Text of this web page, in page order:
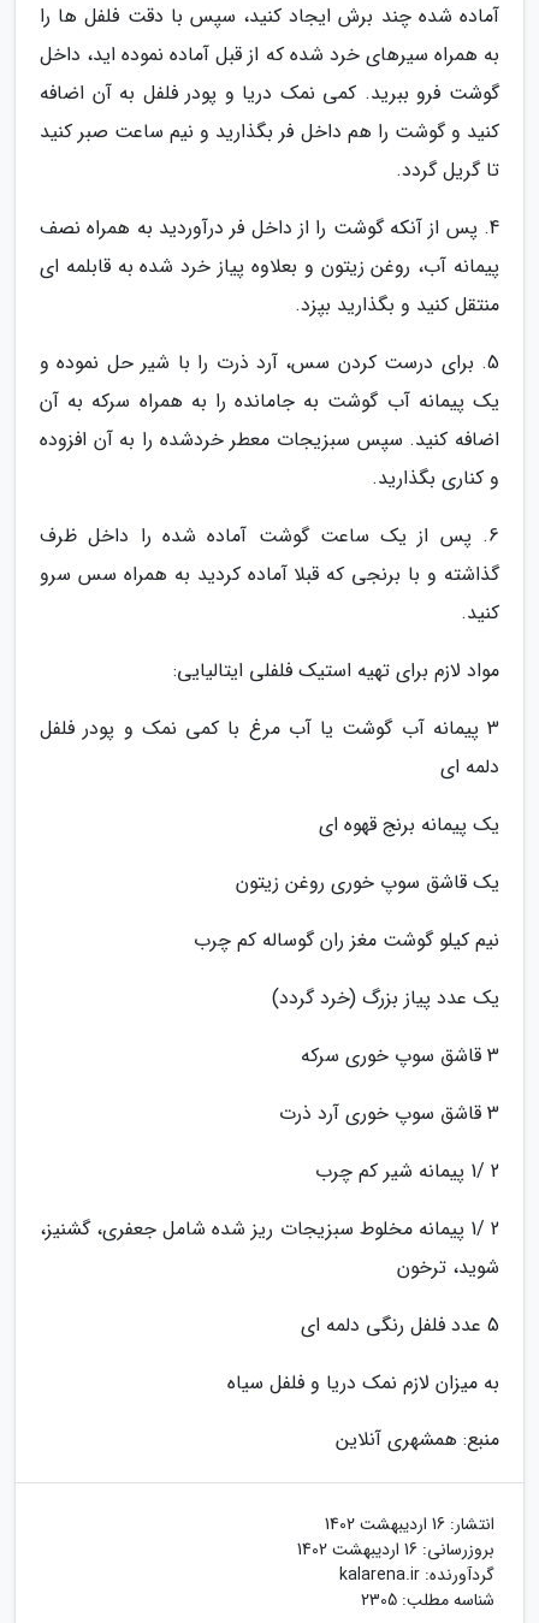
آماده شده چند برش ایجاد کنید، سپس با دقت فلفل ها را
به همراه سیرهای خرد شده که از قبل آماده نموده اید، داخل
گوشت فرو ببرید. کمی نمک دریا و پودر فلفل به آن اضافه
کنید و گوشت را هم داخل فر بگذارید و نیم ساعت صبر کنید
تا گریل گردد.
4. پس از آنکه گوشت را از داخل فر درآوردید به همراه نصف
پیمانه آب، روغن زیتون و بعلاوه پیاز خرد شده به قابلمه ای
منتقل کنید و بگذارید بپزد.
5. برای درست کردن سس، آرد ذرت را با شیر حل نموده و
یک پیمانه آب گوشت به جامانده را به همراه سرکه به آن
اضافه کنید. سپس سبزیجات معطر خردشده را به آن افزوده
و کناری بگذارید.
6. پس از یک ساعت گوشت آماده شده را داخل ظرف
گذاشته و با برنجی که قبلا آماده کردید به همراه سس سرو
کنید.
مواد لازم برای تهیه استیک فلفلی ایتالیایی:
3 پیمانه آب گوشت یا آب مرغ با کمی نمک و پودر فلفل
دلمه ای
یک پیمانه برنج قهوه ای
یک قاشق سوپ خوری روغن زیتون
نیم کیلو گوشت مغز ران گوساله کم چرب
یک عدد پیاز بزرگ (خرد گردد)
3 قاشق سوپ خوری سرکه
3 قاشق سوپ خوری آرد ذرت
2 /1 پیمانه شیر کم چرب
2 /1 پیمانه مخلوط سبزیجات ریز شده شامل جعفری، گشنیز،
شوید، ترخون
5 عدد فلفل رنگی دلمه ای
به میزان لازم نمک دریا و فلفل سیاه
منبع: همشهری آنلاین
انتشار: 16 اردیبهشت 1402
بروزرسانی: 16 اردیبهشت 1402
گردآورنده: kalarena.ir
شناسه مطلب: 2305